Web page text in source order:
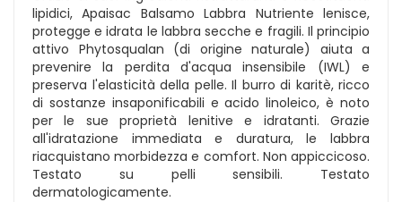
lipidici, Apaisac Balsamo Labbra Nutriente lenisce,
protegge e idrata le labbra secche e fragili. Il principio
attivo Phytosqualan (di origine naturale) aiuta a
prevenire la perdita d'acqua insensibile (IWL) e
preserva l'elasticità della pelle. Il burro di karitè, ricco
di sostanze insaponificabili e acido linoleico, è noto
per le sue proprietà lenitive e idratanti. Grazie
all'idratazione immediata e duratura, le labbra
riacquistano morbidezza e comfort. Non appiccicoso.
Testato su pelli sensibili. Testato
dermatologicamente.